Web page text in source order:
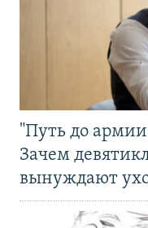
"Путь до
Зачем
вынуждают